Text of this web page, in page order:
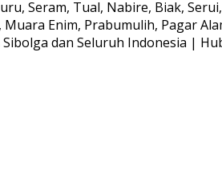
Seram, Tual, Nabire, Biak,
Enim, Prabumulih, Pagar
dan Seluruh Indonesia |